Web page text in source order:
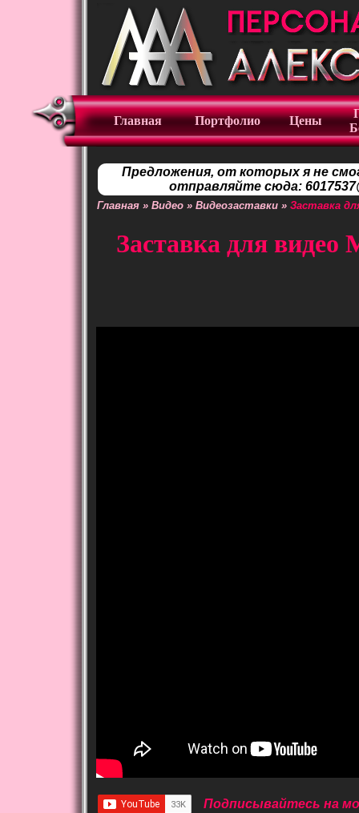
Главная Портфолио Цены
Предложения, от которых я не
отправляйте сюда:
Главная » Видео » Видеозаставки » Заставка
Заставка для видео
Подписывайтесь на